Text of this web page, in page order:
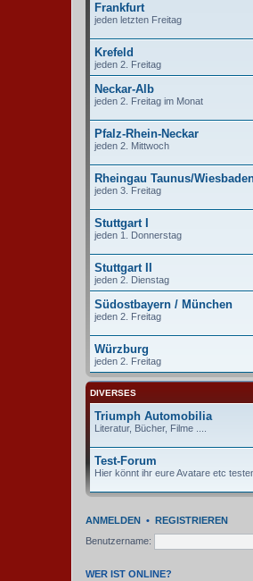
Frankfurt
jeden letzten Freitag
Krefeld
jeden 2. Freitag
Neckar-Alb
jeden 2. Freitag im Monat
Pfalz-Rhein-Neckar
jeden 2. Mittwoch
Rheingau Taunus/
jeden 3. Freitag
Stuttgart I
jeden 1. Donnerstag
Stuttgart II
jeden 2. Dienstag
Südostbayern / München
jeden 2. Freitag
Würzburg
jeden 2. Freitag
DIVERSES
Triumph Automobilia
Literatur, Bücher, Filme ....
Test-Forum
Hier könnt ihr eure Avatare etc
ANMELDEN • REGISTRIEREN
Benutzername:
WER IST ONLINE?